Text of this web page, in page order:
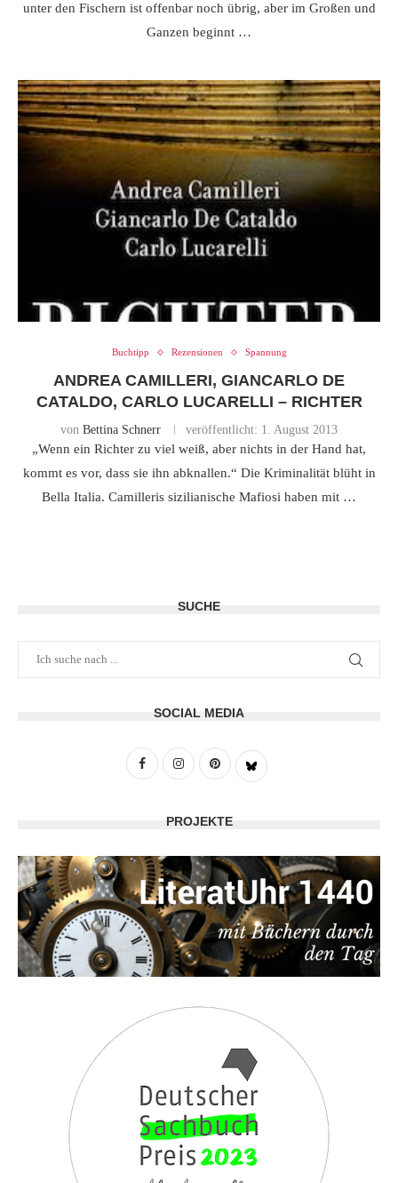
unter den Fischern ist offenbar noch übrig, aber im Großen und
Ganzen beginnt …
Buchtipp Rezensionen Spannung
ANDREA CAMILLERI, GIANCARLO DE
CATALDO, CARLO LUCARELLI – RICHTER
von Bettina Schnerr veröffentlicht: 1. August 2013
„Wenn ein Richter zu viel weiß, aber nichts in der Hand hat,
kommt es vor, dass sie ihn abknallen.“ Die Kriminalität blüht in
Bella Italia. Camilleris sizilianische Mafiosi haben mit …
SUCHE
SOCIAL MEDIA
PROJEKTE